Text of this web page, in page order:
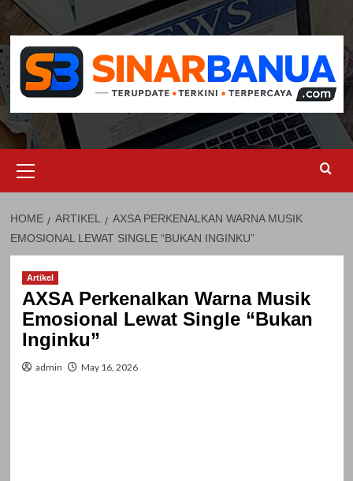
Skip
content
Menu
HOME ARTIKEL
AXSA PERKENALKAN WARNA MUSIK
EMOSIONAL LEWAT SINGLE “BUKAN INGINKU”
Artikel
AXSA Perkenalkan Warna Musik
Emosional Lewat Single “Bukan
Inginku”
admin May 16, 2026